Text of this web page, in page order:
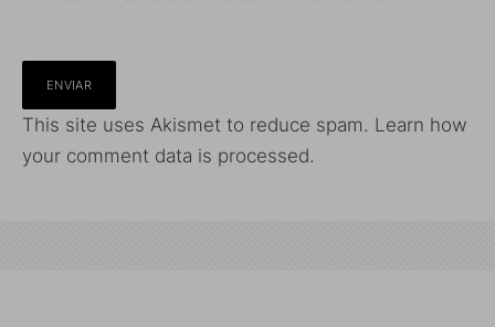
This site uses Akismet to reduce spam. Learn how
your comment data is processed.